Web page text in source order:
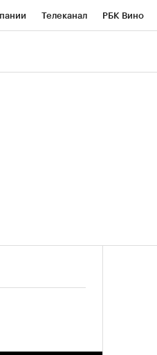
Телеканал РБК Вино